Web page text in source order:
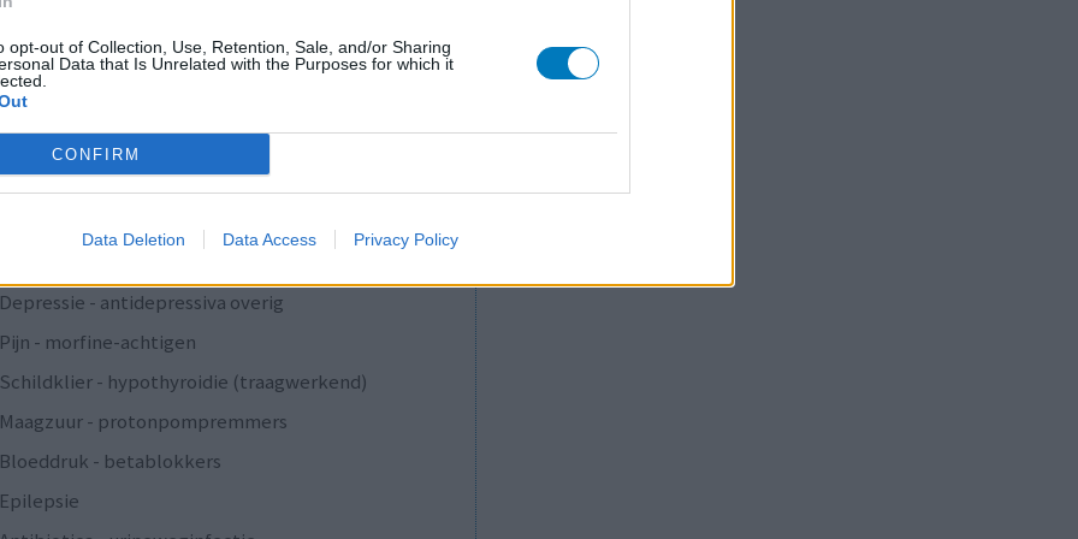
opt-out of Collection, Use, Retention, Sale, and/or Sharing
Data that Is Unrelated with the Purposes for which it
CONFIRM
Data Deletion Data Access Privacy Policy
Anticonceptie - overig
Depressie - antidepressiva SSRI
Depressie - antidepressiva SSRI
Depressie - antidepressiva SSRI
Depressie - antidepressiva overig
Pijn - morfine-achtigen
Schildklier - hypothyroidie (traagwerkend)
Maagzuur - protonpompremmers
Bloeddruk - betablokkers
Epilepsie